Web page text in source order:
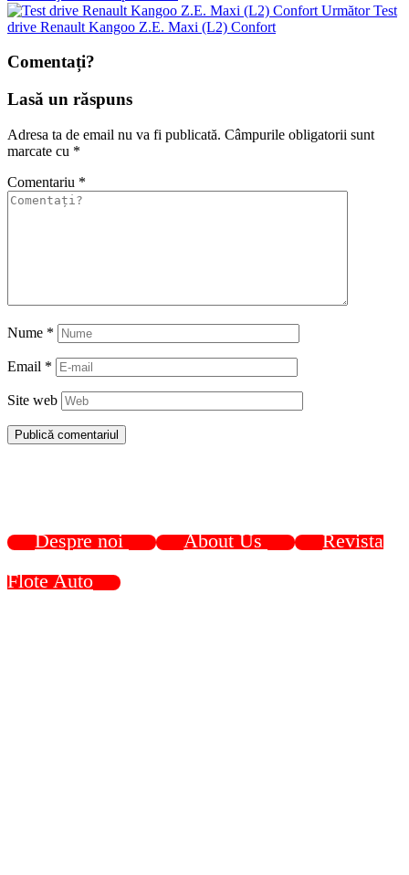
Următor Test
drive Renault Kangoo Z.E. Maxi (L2) Confort
Comentați?
Lasă un răspuns
Adresa ta de email nu va fi publicată. Câmpurile obligatorii sunt
marcate cu *
Comentariu *
Nume *
Email *
Site web
Despre noi About Us
Revista
Flote Auto